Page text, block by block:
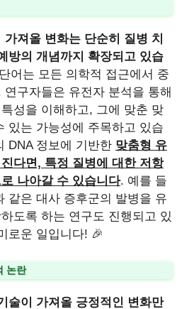
져올 변화는 단순히 질병 치
방의 개념까지 확장되고 있습
어는 모든 의학적 접근에서 중
구자들은 유전자 분석을 통해
성을 이해하고, 그에 맞춘 맞
있는 가능성에 주목하고 있습
DNA 정보에 기반한 맞춤형 유
다면, 특정 질병에 대한 저항
나아갈 수 있습니다. 예를 들
같은 대사 증후군의 발병을 유
도록 하는 연구도 진행되고 있
로운 일입니다! 🎉
논란
술이 가져올 긍정적인 변화만